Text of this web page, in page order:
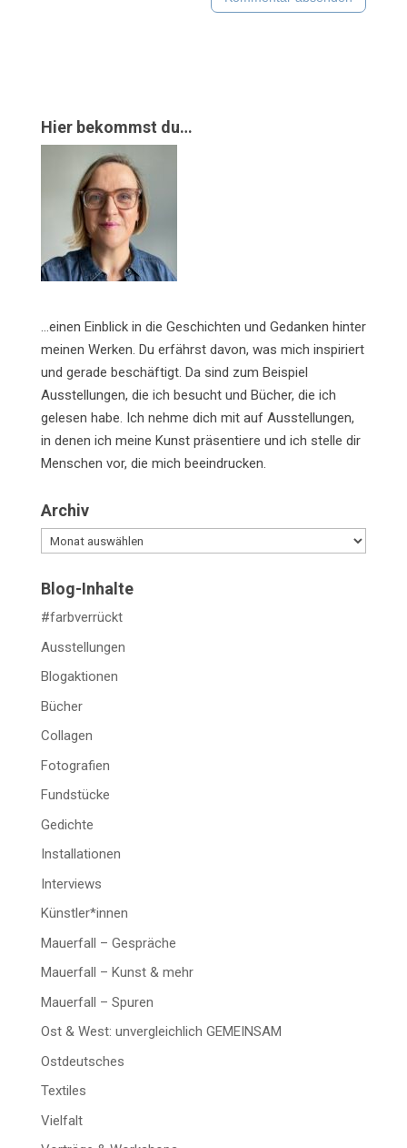
Hier bekommst du…
…einen Einblick in die Geschichten und Gedanken hinter
meinen Werken. Du erfährst davon, was mich inspiriert
und gerade beschäftigt. Da sind zum Beispiel
Ausstellungen, die ich besucht und Bücher, die ich
gelesen habe. Ich nehme dich mit auf Ausstellungen,
in denen ich meine Kunst präsentiere und ich stelle dir
Menschen vor, die mich beeindrucken.
Archiv
Archiv
Blog-Inhalte
#farbverrückt
Ausstellungen
Blogaktionen
Bücher
Collagen
Fotografien
Fundstücke
Gedichte
Installationen
Interviews
Künstler*innen
Mauerfall – Gespräche
Mauerfall – Kunst & mehr
Mauerfall – Spuren
Ost & West: unvergleichlich GEMEINSAM
Ostdeutsches
Textiles
Vielfalt